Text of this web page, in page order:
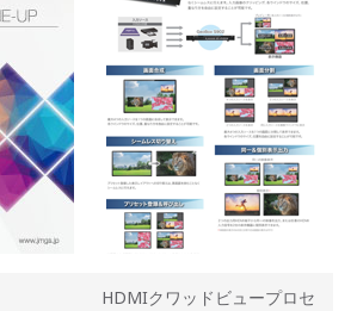
HDMIクワッドビュープロセ